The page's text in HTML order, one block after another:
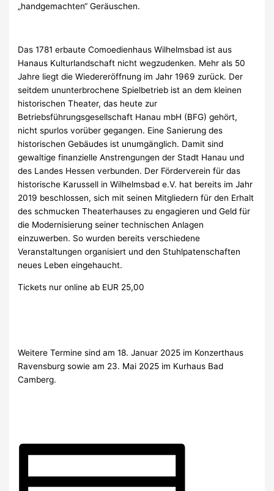
„handgemachten“ Geräuschen.
Das 1781 erbaute Comoedienhaus Wilhelmsbad ist aus
Hanaus Kulturlandschaft nicht wegzudenken. Mehr als 50
Jahre liegt die Wiedereröffnung im Jahr 1969 zurück. Der
seitdem ununterbrochene Spielbetrieb ist an dem kleinen
historischen Theater, das heute zur
Betriebsführungsgesellschaft Hanau mbH (BFG) gehört,
nicht spurlos vorüber gegangen. Eine Sanierung des
historischen Gebäudes ist unumgänglich. Damit sind
gewaltige finanzielle Anstrengungen der Stadt Hanau und
des Landes Hessen verbunden. Der Förderverein für das
historische Karussell in Wilhelmsbad e.V. hat bereits im Jahr
2019 beschlossen, sich mit seinen Mitgliedern für den Erhalt
des schmucken Theaterhauses zu engagieren und Geld für
die Modernisierung seiner technischen Anlagen
einzuwerben. So wurden bereits verschiedene
Veranstaltungen organisiert und den Stuhlpatenschaften
neues Leben eingehaucht.
Tickets nur online ab EUR 25,00
Weitere Termine sind am 18. Januar 2025 im Konzerthaus
Ravensburg sowie am 23. Mai 2025 im Kurhaus Bad
Camberg.